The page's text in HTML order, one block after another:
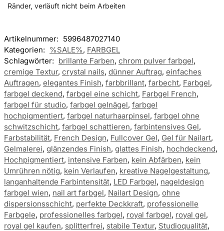
Ränder, verläuft nicht beim Arbeiten
Artikelnummer: 5996487027140
Kategorien: %SALE%, FARBGEL
Schlagwörter: brillante Farben, chrom pulver farbgel,
cremige Textur, crystal nails, dünner Auftrag, einfaches
Auftragen, elegantes Finish, farbbrillant, farbecht, Farbgel,
farbgel deckend, farbgel eine schicht, Farbgel French,
farbgel für studio, farbgel gelnägel, farbgel
hochpigmentiert, farbgel naturhaarpinsel, farbgel ohne
schwitzschicht, farbgel schattieren, farbintensives Gel,
Farbstabilität, French Design, Fullcover Gel, Gel für Nailart,
Gelmalerei, glänzendes Finish, glattes Finish, hochdeckend,
Hochpigmentiert, intensive Farben, kein Abfärben, kein
Umrühren nötig, kein Verlaufen, kreative Nagelgestaltung,
langanhaltende Farbintensität, LED Farbgel, nageldesign
farbgel wien, nail art farbgel, Nailart Design, ohne
dispersionsschicht, perfekte Deckkraft, professionelle
Farbgele, professionelles farbgel, royal farbgel, royal gel,
royal gel kaufen, splitterfrei, stabile Textur, Studioqualität,